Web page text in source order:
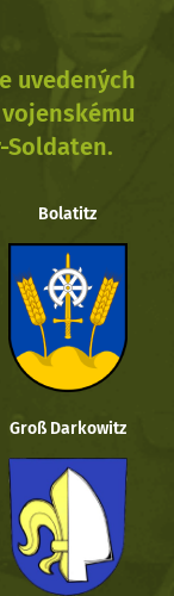
uvedených
Bolatitz
Groß Darkowitz